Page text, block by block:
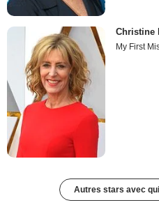
Christine
My First
Autres stars avec